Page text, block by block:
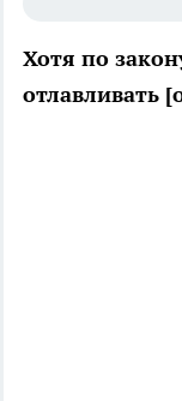
Хотя по
отлавливать